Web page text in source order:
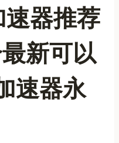
器推荐
新可以
速器永